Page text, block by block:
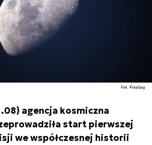
Fot. Pixabay
agencja kosmiczna
start pierwszej
we współczesnej historii